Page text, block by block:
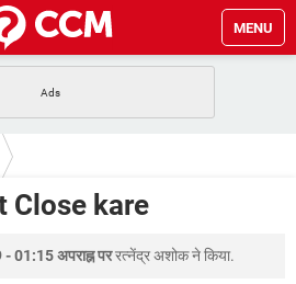
MENU
Lucky Patcher यूज करें
Close kare
01:15 अपराह्न पररत्नेंद्र अशोकने किया.